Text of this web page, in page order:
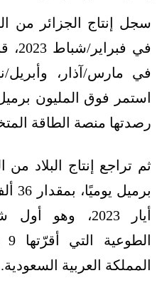
سجل إنتاج الجزائر من
في
في مارس/آذار، وأبريل/
استمر فوق المليون
رصدتها منصة الطاقة
ثم تراجع إنتاج البلاد
أيار 2023، وهو
المملكة العربية السعودية.